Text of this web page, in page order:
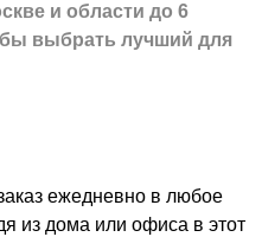
и области до 6
выбрать лучший для
ежедневно в любое
из дома или офиса в этот